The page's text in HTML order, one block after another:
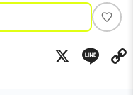
い
ね
X